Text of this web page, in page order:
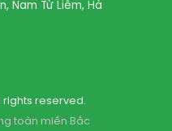
Nam Từ Liêm, Hà
rights reserved.
toàn miền Bắc